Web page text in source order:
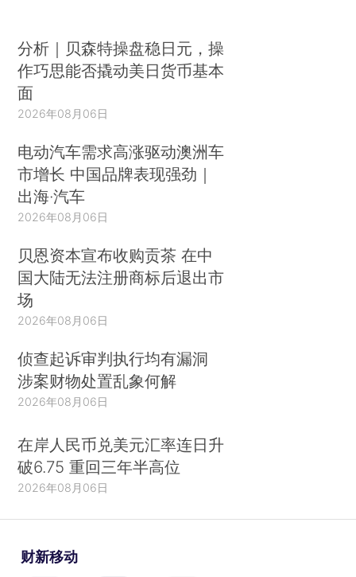
分析｜贝森特操盘稳日元，操
作巧思能否撬动美日货币基本
面
2026年08月06日
电动汽车需求高涨驱动澳洲车
市增长 中国品牌表现强劲｜
出海·汽车
2026年08月06日
贝恩资本宣布收购贡茶 在中
国大陆无法注册商标后退出市
场
2026年08月06日
侦查起诉审判执行均有漏洞
涉案财物处置乱象何解
2026年08月06日
在岸人民币兑美元汇率连日升
破6.75 重回三年半高位
2026年08月06日
财新移动